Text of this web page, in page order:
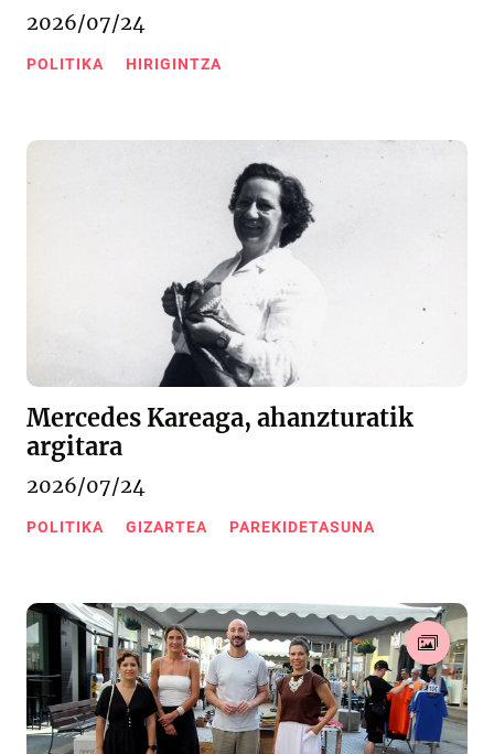
2026/07/24
POLITIKA HIRIGINTZA
Mercedes Kareaga, ahanzturatik
argitara
2026/07/24
POLITIKA GIZARTEA PAREKIDETASUNA